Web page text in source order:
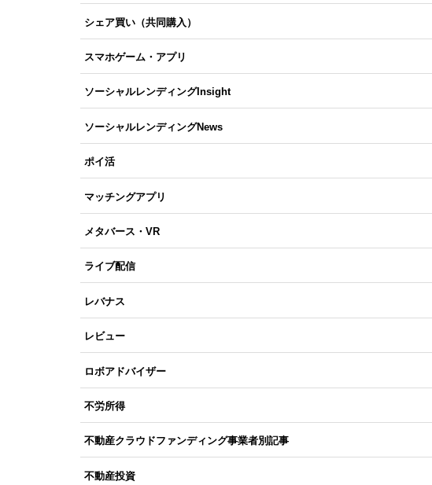
シェア買い（共同購入）
スマホゲーム・アプリ
ソーシャルレンディングInsight
ソーシャルレンディングNews
ポイ活
マッチングアプリ
メタバース・VR
ライブ配信
レバナス
レビュー
ロボアドバイザー
不労所得
不動産クラウドファンディング事業者別記事
不動産投資